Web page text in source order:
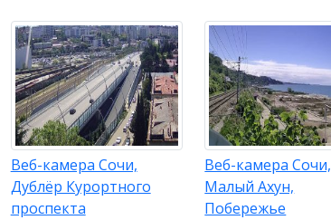
Веб-камера Сочи,
Дублёр Курортного
проспекта
Веб-камера Сочи,
Малый Ахун,
Побережье